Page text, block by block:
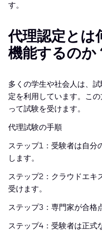
す。
代理認定とは
機能するのか
多くの学生や社会人は、
定を利用しています。こ
って試験を受けます。
代理試験の手順
ステップ1：受験者は自分
します。
ステップ2：クラウドエキ
受けます。
ステップ3：専門家が合格
ステップ4：受験者は正式